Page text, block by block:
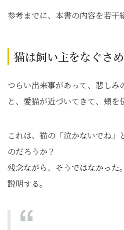
参考までに、本書の内容を若干
猫は飼い主をなぐさ
つらい出来事があって、悲しみ
と、愛猫が近づいてきて、頬を
これは、猫の「泣かないでね」
のだろうか？
残念ながら、そうではなかった
説明する。